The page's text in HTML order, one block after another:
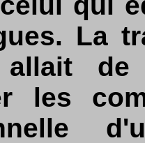
La
allait
les